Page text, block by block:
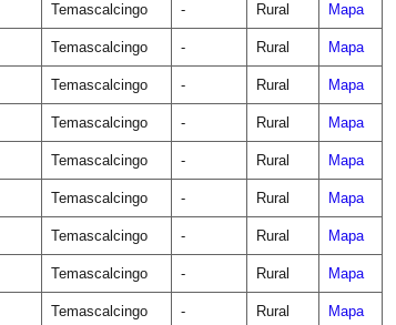
Temascalcingo - Rural Mapa
Temascalcingo - Rural Mapa
Temascalcingo - Rural Mapa
Temascalcingo - Rural Mapa
Temascalcingo - Rural Mapa
Temascalcingo - Rural Mapa
Temascalcingo - Rural Mapa
Temascalcingo - Rural Mapa
Temascalcingo - Rural Mapa